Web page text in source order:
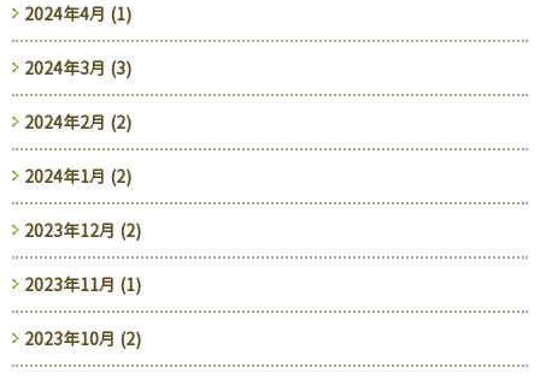
2024年4月 (1)
2024年3月 (3)
2024年2月 (2)
2024年1月 (2)
2023年12月 (2)
2023年11月 (1)
2023年10月 (2)